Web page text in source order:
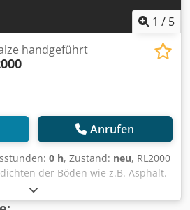
1 / 5
handgeführt
Anrufen
0 h, Zustand: neu, RL2000
der Böden wie z.B. Asphalt.
Motor: Hatz - Leistung: 7,5 kW -
2,5 l/h - Batterie: